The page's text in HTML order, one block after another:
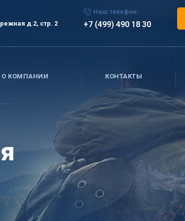
д.2, стр. 2
Наш телефон:
+7 (499) 490 18 30
О КОМПАНИИ КОНТАКТЫ